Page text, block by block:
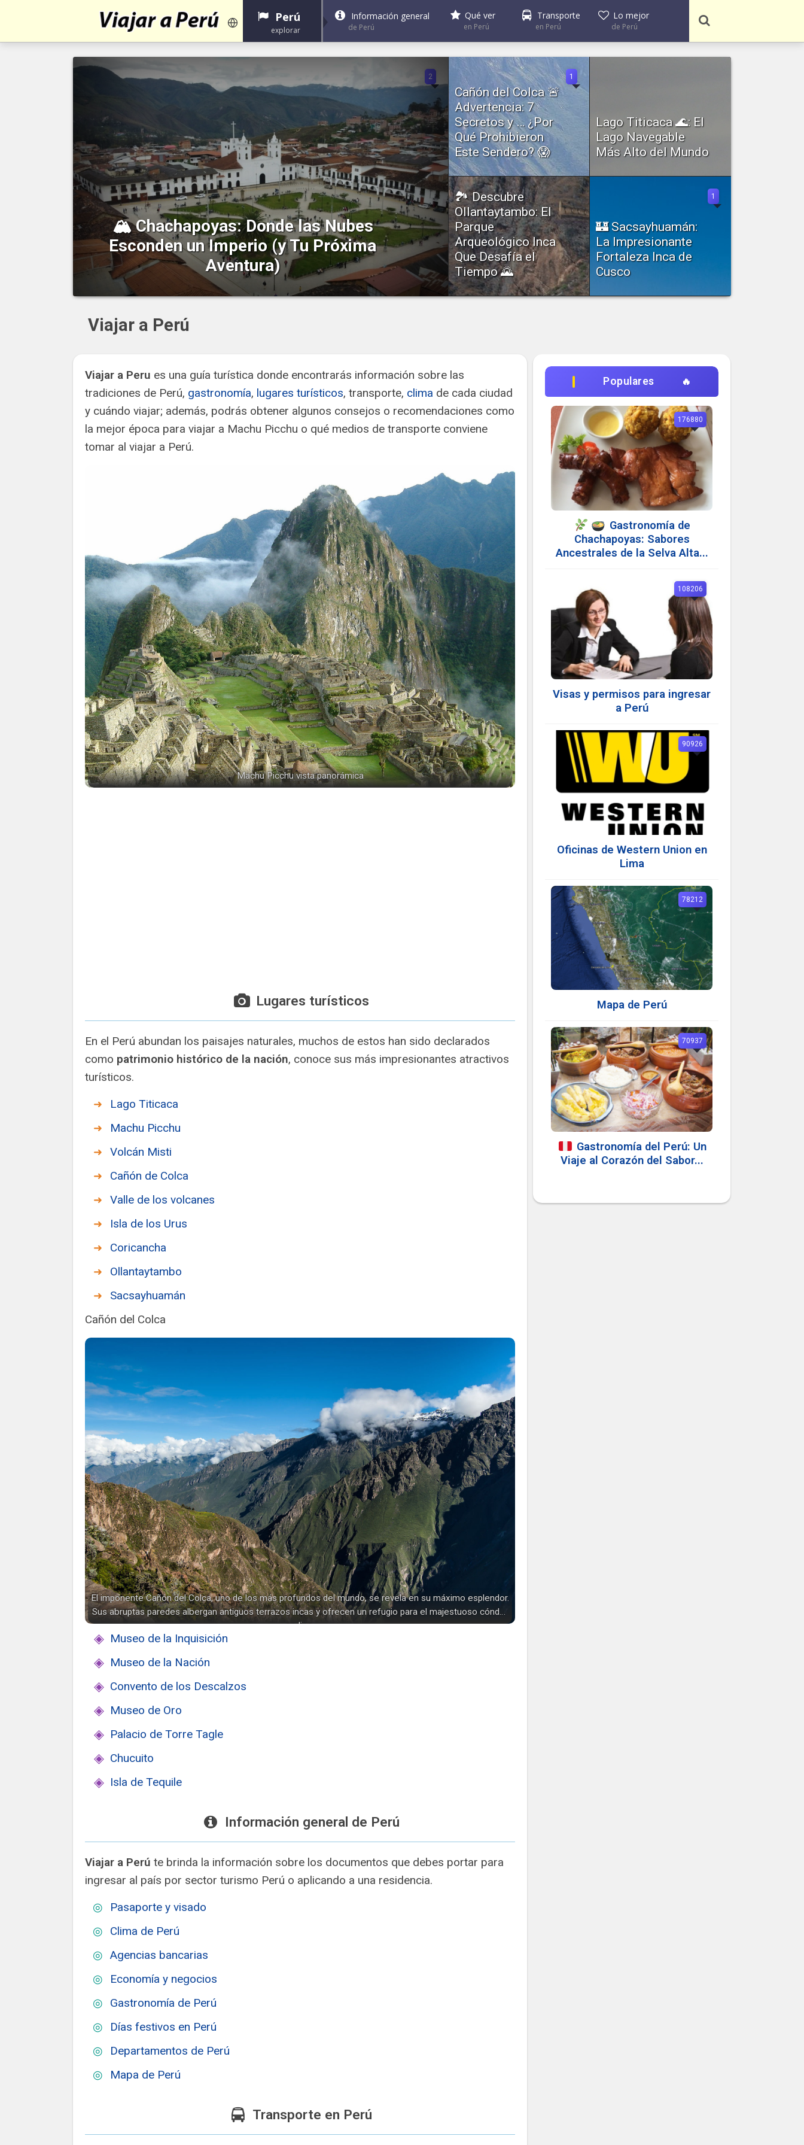
Perú
explorar
Información general
de Perú
Qué ver
en Perú
Transporte
en Perú
Lo mejor
de Perú
🏔️ Chachapoyas: Donde las Nubes
Esconden un Imperio (y Tu Próxima
Aventura)
Situada en la región Amazonas , en el norte del Perú, Chachapoyas es una ciudad
que combina historia, cultura y naturaleza en un entorno único. Conocida como la
2
Cañón del Colca 🚨
Advertencia: 7
Secretos y … ¿Por
Qué Prohibieron
Este Sendero? 😱
Ubicado en el corazón de los
Andes peruanos, el Cañón del
Colca es uno...
1
Lago Titicaca 🌊: El
Lago Navegable
Más Alto del Mundo
Andes centrales entre Perú y
🏞️ Descubre
Ollantaytambo: El
Parque
Arqueológico Inca
Que Desafía el
Tiempo 🌄
Ubicado en el Valle Sagrado de
los Incas, Ollantaytambo es uno
🏰 Sacsayhuamán:
La Impresionante
Fortaleza Inca de
Cusco
quechua saksay waman
1
Viajar a Perú
Viajar a Peru es una guía turística donde encontrarás información sobre las
tradiciones de Perú, gastronomía, lugares turísticos, transporte, clima de cada ciudad
y cuándo viajar; además, podrás obtener algunos consejos o recomendaciones como
la mejor época para viajar a Machu Picchu o qué medios de transporte conviene
tomar al viajar a Perú.
Machu Picchu vista panorámica
Lugares turísticos
En el Perú abundan los paisajes naturales, muchos de estos han sido declarados
como patrimonio histórico de la nación, conoce sus más impresionantes atractivos
turísticos.
Lago Titicaca
Machu Picchu
Volcán Misti
Cañón de Colca
Valle de los volcanes
Isla de los Urus
Coricancha
Ollantaytambo
Sacsayhuamán
Cañón del Colca
El imponente Cañón del Colca, uno de los más profundos del mundo, se revela en su máximo esplendor.
Sus abruptas paredes albergan antiguos terrazos incas y ofrecen un refugio para el majestuoso cóndor
andino.
Museo de la Inquisición
Museo de la Nación
Convento de los Descalzos
Museo de Oro
Palacio de Torre Tagle
Chucuito
Isla de Tequile
Información general de Perú
Viajar a Perú te brinda la información sobre los documentos que debes portar para
ingresar al país por sector turismo Perú o aplicando a una residencia.
Pasaporte y visado
Clima de Perú
Agencias bancarias
Economía y negocios
Gastronomía de Perú
Días festivos en Perú
Departamentos de Perú
Mapa de Perú
Transporte en Perú
Populares
Gastronomía de
Chachapoyas: Sabores
Ancestrales de la Selva Alta...
176880
Visas y permisos para ingresar
a Perú
108206
Oficinas de Western Union en
Lima
90926
Mapa de Perú
78212
Gastronomía del Perú: Un
Viaje al Corazón del Sabor...
70937